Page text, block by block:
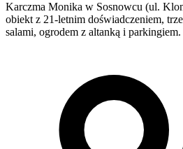
Karczma Monika w Sosnowcu (ul.
obiekt z 21-letnim doświadczeniem,
salami, ogrodem z altanką i parkingiem.